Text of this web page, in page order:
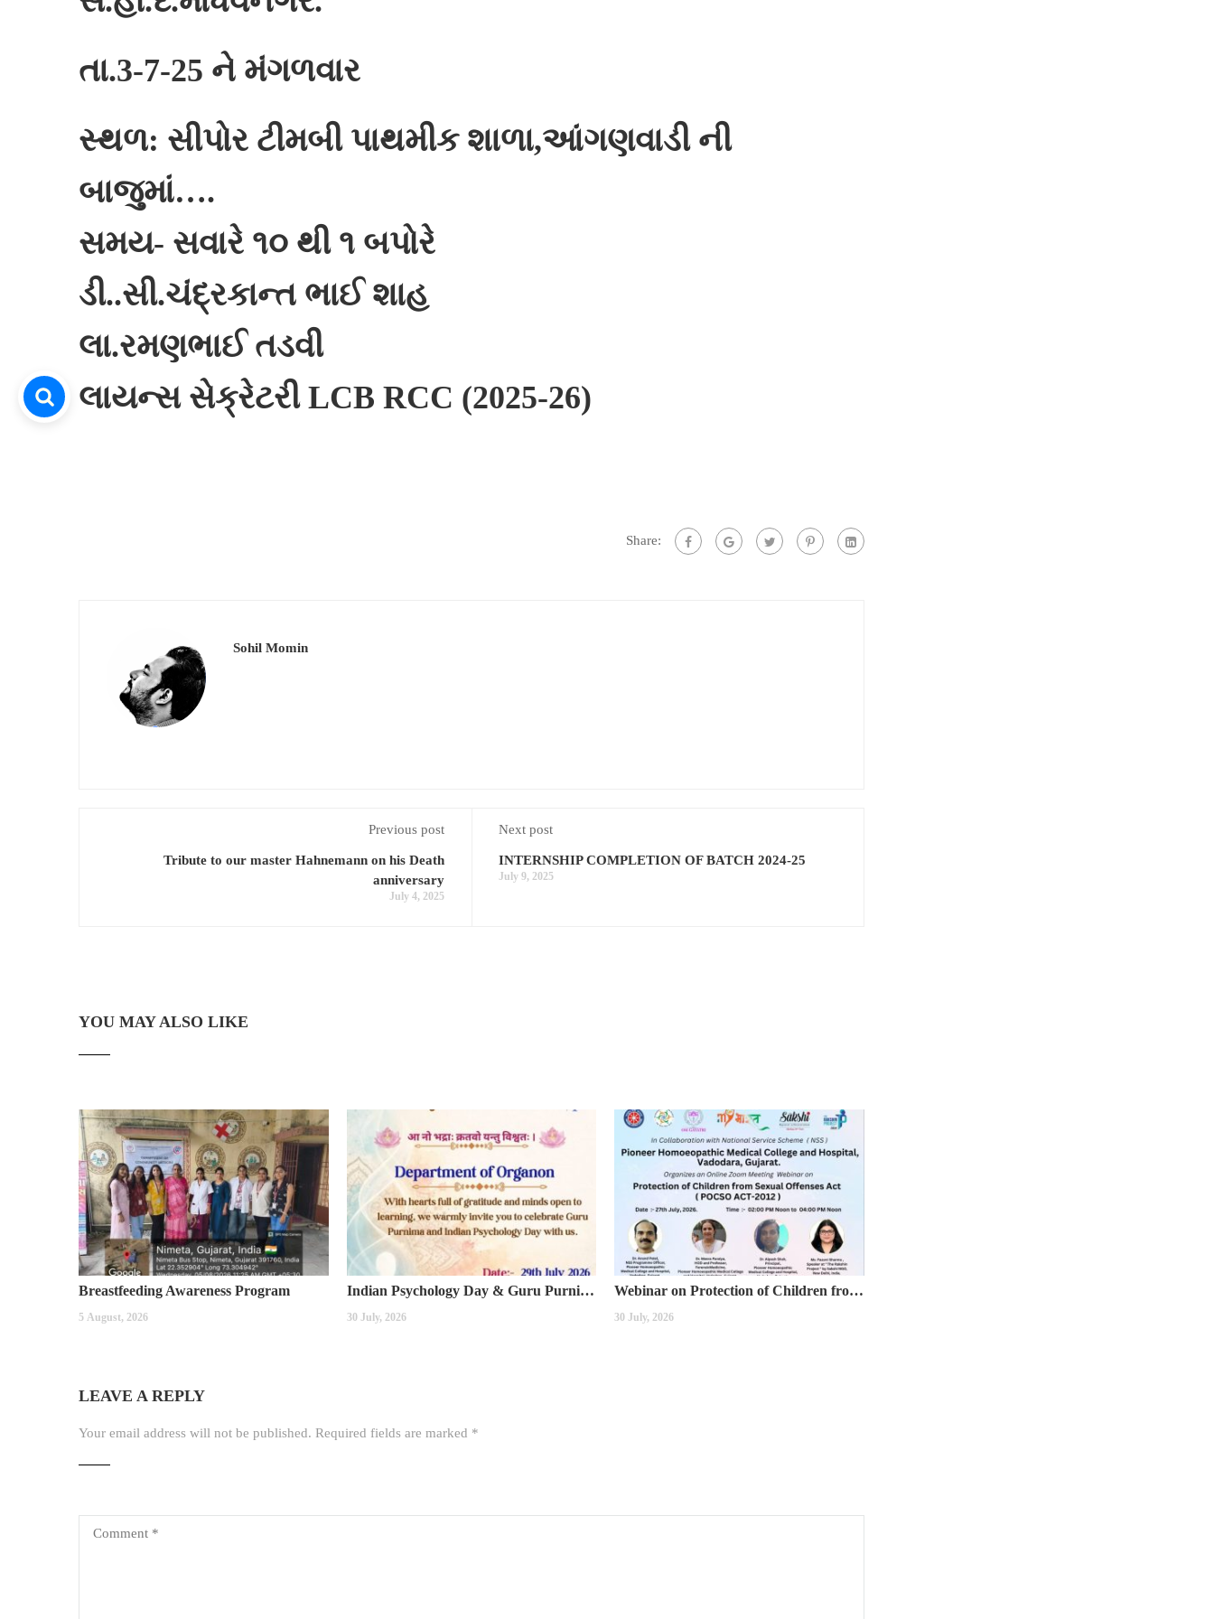
તા.3-7-25 ને મંગળવાર
સ્થળ: સીપોર ટીમબી પાથમીક શાળા,આંગણવાડી ની
બાજુમાં….
સમય- સવારે ૧૦ થી ૧ બપોરે
ડી..સી.ચંદ્રકાન્ત ભાઈ શાહ
લા.રમણભાઈ તડવી
લાયન્સ સેક્રેટરી LCB RCC (2025-26)
Share:
Sohil Momin
Previous post
Tribute to our master Hahnemann on his Death
anniversary
July 4, 2025
Next post
INTERNSHIP COMPLETION OF BATCH 2024-25
July 9, 2025
YOU MAY ALSO LIKE
Breastfeeding Awareness Program
5 August, 2026
Indian Psychology Day & Guru Purnima Celebration
30 July, 2026
Webinar on Protection of Children from Sexual Offences (POCSO) Act, 2012
30 July, 2026
LEAVE A REPLY
Your email address will not be published. Required fields are marked *